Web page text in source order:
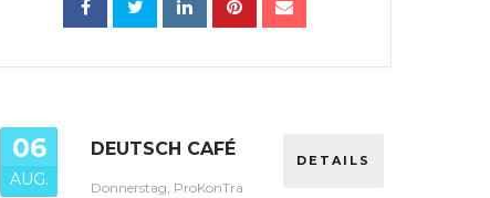
06
AUG.
DEUTSCH CAFÉ
Donnerstag, ProKonTra
DETAILS